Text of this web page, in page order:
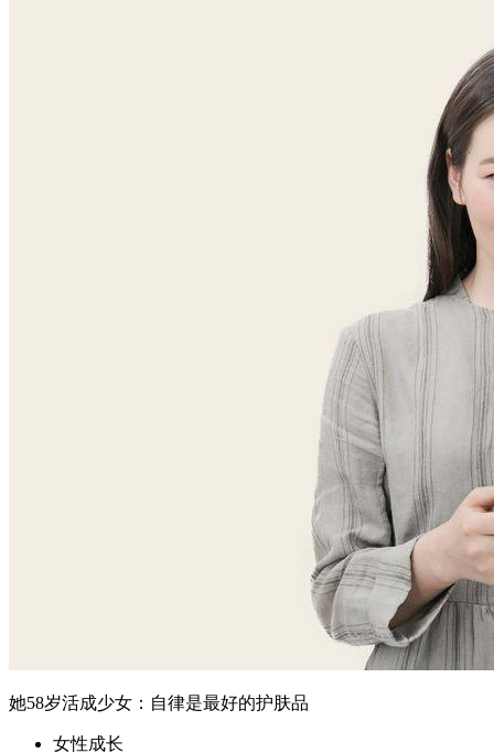
她58岁活成少女：自律是最好的护肤品